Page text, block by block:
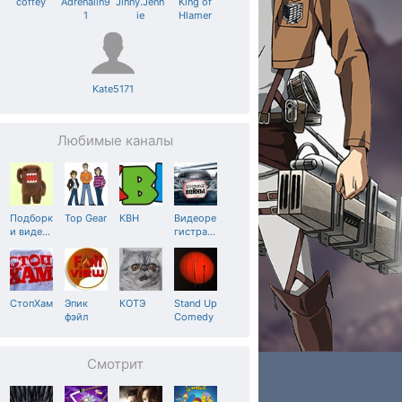
1
ie
Hlamer
Kate5171
Любимые каналы
Подборк
и виде…
Top Gear КВН
Видеоре
гистра…
СтопХам
Эпик
фэйл
КОТЭ
Stand Up
Comedy
Смотрит